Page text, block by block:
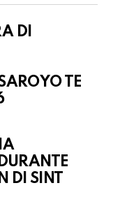
DI
TE
DI SINT